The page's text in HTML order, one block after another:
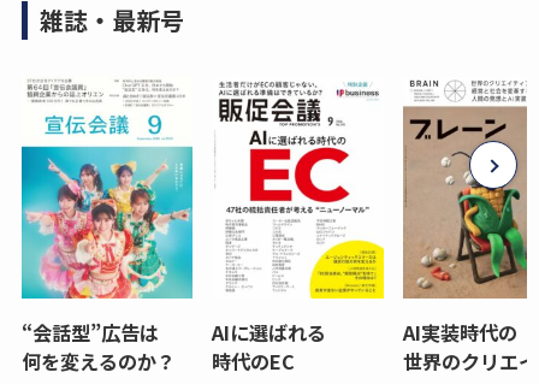
雑誌・最新号
“会話型”広告は
何を変えるのか？
AIに選ばれる
時代のEC
AI実装時代の
世界のクリエ